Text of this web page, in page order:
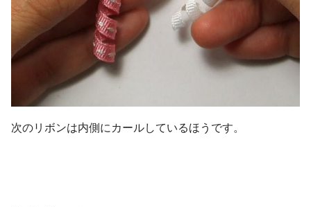
次のリボンは内側にカールしているほうです。